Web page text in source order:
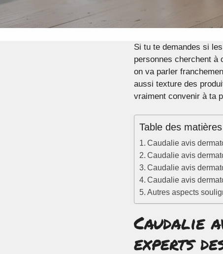
Si tu te demandes si
personnes cherchent à
on va parler
aussi texture des
vraiment convenir à ta
Table des matières
Caudalie avis
Caudalie avis
Caudalie avis
Caudalie avis
Autres aspects
Caudalie
experts